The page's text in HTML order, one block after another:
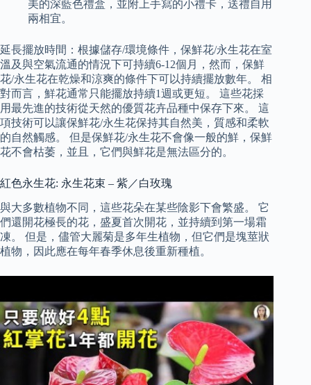
美的深藍色禮盒，並附上手寫的小禮卡，送禮自用
兩相宜。
延長擺放時間：根據儲存/環境條件，保鮮花/永生花在室
溫及與空氣流通的情況下可持續6-12個月，然而，保鮮
花/永生花在乾燥和涼爽的條件下可以持續擺放數年。 相
對而言，鮮花通常只能擺放持續1週或更短。 這些花採
用最先進的技術從天然的優質花卉品種中保存下來。 這
項技術可以讓保鮮花/永生花保持其自然美，質感和柔軟
的自然觸感。 但是保鮮花/永生花不會像一般的鮮，保鮮
花不會枯萎，並且，它們與鮮花是無法區分的。
紅色永生花: 永生花束 – 紫／白玫瑰
與大多數植物不同，這些花朵在某些陰影下會繁盛。 它
們還開花極長的花，盛夏首次開花，並持續到第一場霜
凍。 但是，儘管大麗菊是多年生植物，但它們是塊莖狀
植物，因此應在每年春季休息後重新種植。